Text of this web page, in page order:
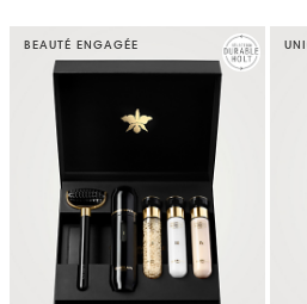
BEAUTÉ ENGAGÉE